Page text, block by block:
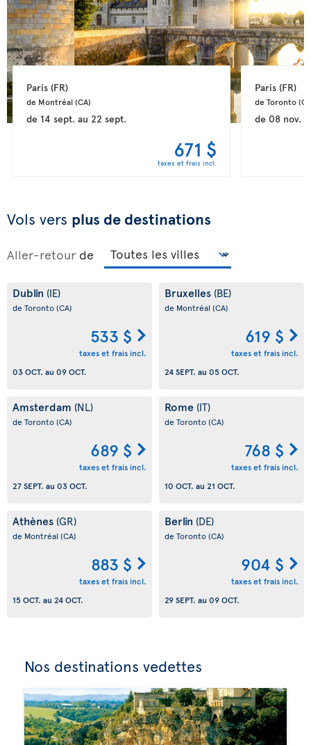
Paris (FR)
de Montréal (CA)
de 14 sept.au 22 sept.
671 $
taxes et frais incl.
Paris (FR)
de Toronto
de 08 nov.
Vols vers plus de destinations
Aller-retour de
Dublin (IE)
de Toronto(CA)
533 $
taxes et frais incl.
03 OCT. au 09 OCT.
Bruxelles (BE)
de Montréal (CA)
619 $
taxes et frais incl.
24 SEPT. au 05 OCT.
Amsterdam (NL)
de Toronto(CA)
689 $
taxes et frais incl.
27 SEPT. au 03 OCT.
Rome (IT)
de Toronto(CA)
768 $
taxes et frais incl.
10 OCT. au 21 OCT.
Athènes (GR)
de Montréal (CA)
883 $
taxes et frais incl.
15 OCT. au 24 OCT.
Berlin (DE)
de Toronto(CA)
904 $
taxes et frais incl.
29 SEPT. au 09 OCT.
Nos destinations vedettes